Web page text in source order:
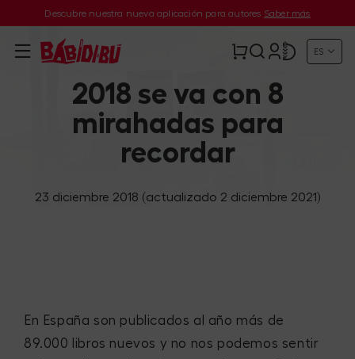
Descubre nuestra nueva aplicación para autores Saber más
ES
2018 se va con 8
mirahadas para
recordar
23 diciembre 2018 (actualizado 2 diciembre 2021)
En España son publicados al año más de
89.000 libros nuevos y no nos podemos sentir